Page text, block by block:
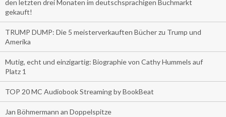
den letzten drei Monaten im deutschsprachigen Buchmarkt
gekauft!
TRUMP DUMP: Die 5 meisterverkauften Bücher zu Trump und
Amerika
Mutig, echt und einzigartig: Biographie von Cathy Hummels auf
Platz 1
TOP 20 MC Audiobook Streaming by BookBeat
Jan Böhmermann an Doppelspitze